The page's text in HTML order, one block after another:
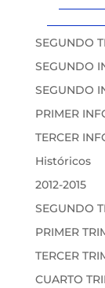
SEGUNDO
SEGUNDO
SEGUNDO
PRIMER
TERCER
Históricos
2012-2015
SEGUNDO
PRIMER
TERCER
CUARTO